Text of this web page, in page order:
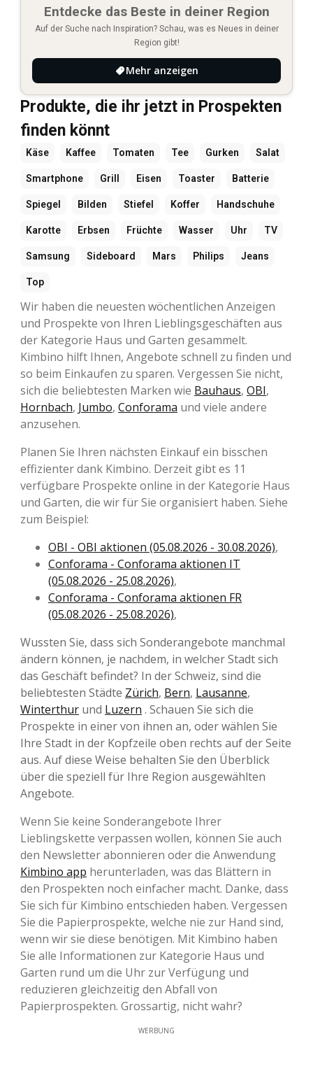
Entdecke das Beste in deiner Region
Auf der Suche nach Inspiration? Schau, was es Neues in deiner
Region gibt!
Mehr anzeigen
Produkte, die ihr jetzt in Prospekten
finden könnt
Käse Kaffee Tomaten Tee Gurken Salat
Smartphone Grill Eisen Toaster Batterie
Spiegel Bilden Stiefel Koffer Handschuhe
Karotte Erbsen Früchte Wasser Uhr TV
Samsung Sideboard Mars Philips Jeans
Top
Wir haben die neuesten wöchentlichen Anzeigen
und Prospekte von Ihren Lieblingsgeschäften aus
der Kategorie Haus und Garten gesammelt.
Kimbino hilft Ihnen, Angebote schnell zu finden und
so beim Einkaufen zu sparen. Vergessen Sie nicht,
sich die beliebtesten Marken wie Bauhaus, OBI,
Hornbach, Jumbo, Conforama und viele andere
anzusehen.
Planen Sie Ihren nächsten Einkauf ein bisschen
effizienter dank Kimbino. Derzeit gibt es 11
verfügbare Prospekte online in der Kategorie Haus
und Garten, die wir für Sie organisiert haben. Siehe
zum Beispiel:
OBI - OBI aktionen (05.08.2026 - 30.08.2026),
Conforama - Conforama aktionen IT
(05.08.2026 - 25.08.2026),
Conforama - Conforama aktionen FR
(05.08.2026 - 25.08.2026),
Wussten Sie, dass sich Sonderangebote manchmal
ändern können, je nachdem, in welcher Stadt sich
das Geschäft befindet? In der Schweiz, sind die
beliebtesten Städte Zürich, Bern, Lausanne,
Winterthur und Luzern . Schauen Sie sich die
Prospekte in einer von ihnen an, oder wählen Sie
Ihre Stadt in der Kopfzeile oben rechts auf der Seite
aus. Auf diese Weise behalten Sie den Überblick
über die speziell für Ihre Region ausgewählten
Angebote.
Wenn Sie keine Sonderangebote Ihrer
Lieblingskette verpassen wollen, können Sie auch
den Newsletter abonnieren oder die Anwendung
Kimbino app herunterladen, was das Blättern in
den Prospekten noch einfacher macht. Danke, dass
Sie sich für Kimbino entschieden haben. Vergessen
Sie die Papierprospekte, welche nie zur Hand sind,
wenn wir sie diese benötigen. Mit Kimbino haben
Sie alle Informationen zur Kategorie Haus und
Garten rund um die Uhr zur Verfügung und
reduzieren gleichzeitig den Abfall von
Papierprospekten. Grossartig, nicht wahr?
WERBUNG